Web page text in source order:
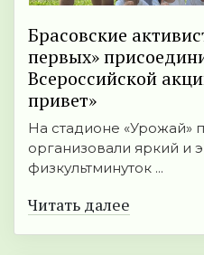
Брасовские
первых»
Всероссийской
привет»
На стадионе «Урожай»
организовали яркий и
физкультминуток ...
Читать далее